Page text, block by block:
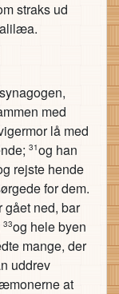
straks ud
med
lå med
31og han
rejste hende
for dem.
gået ned, bar
33og hele byen
mange, der
uddrev
at